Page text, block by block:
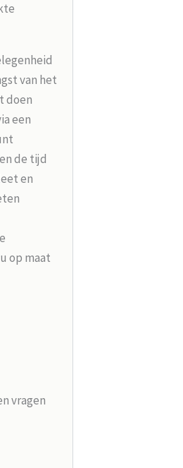
van het
doen
een
de tijd
en
op maat
vragen